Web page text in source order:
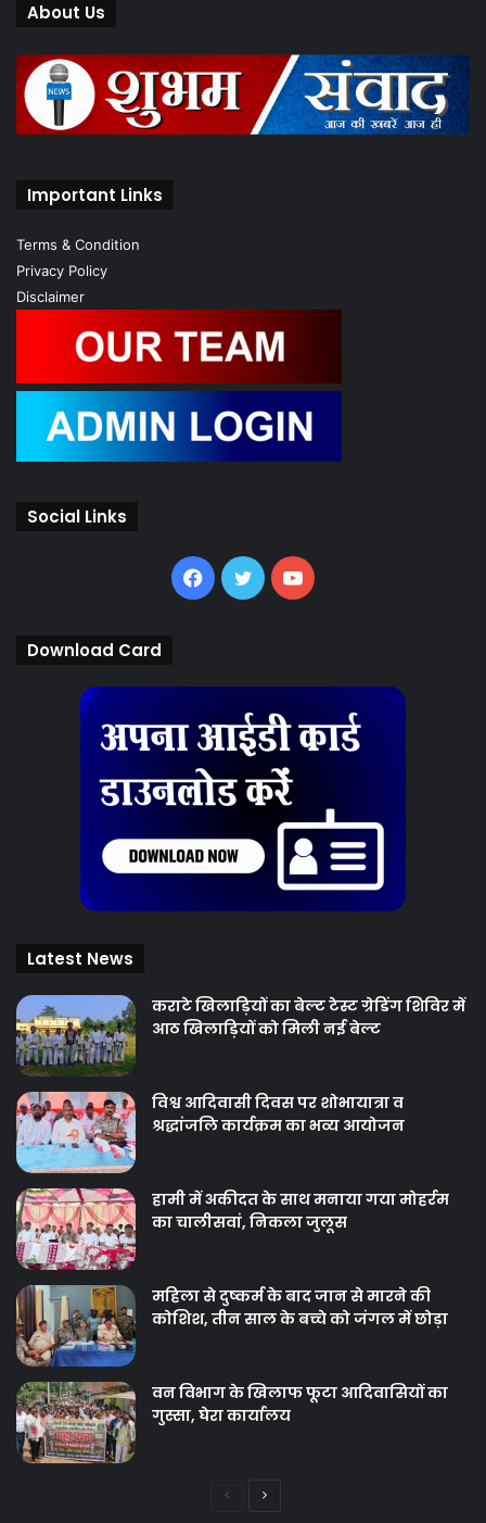
About Us
Important Links
Terms & Condition
Privacy Policy
Disclaimer
Social Links
Facebook
TwitterYouTube
Download Card
Latest News
कराटे खिलाड़ियों का बेल्ट टेस्ट ग्रेडिंग शिविर में
आठ खिलाड़ियों को मिली नई बेल्ट
विश्व आदिवासी दिवस पर शोभायात्रा व
श्रद्धांजलि कार्यक्रम का भव्य आयोजन
हामी में अकीदत के साथ मनाया गया मोहर्रम
का चालीसवां, निकला जुलूस
महिला से दुष्कर्म के बाद जान से मारने की
कोशिश, तीन साल के बच्चे को जंगल में छोड़ा
वन विभाग के खिलाफ फूटा आदिवासियों का
गुस्सा, घेरा कार्यालय
PreviousNext